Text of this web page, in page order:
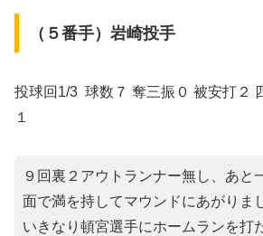
（５番手）岩崎投手
投球回1/3 球数７ 奪三振０ 被安打２
１
９回裏２アウトランナー無し、あと
面で満を持してマウンドにあがりま
いきなり頓宮選手にホームランを打